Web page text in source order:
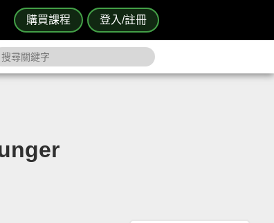
購買課程 登入/註冊